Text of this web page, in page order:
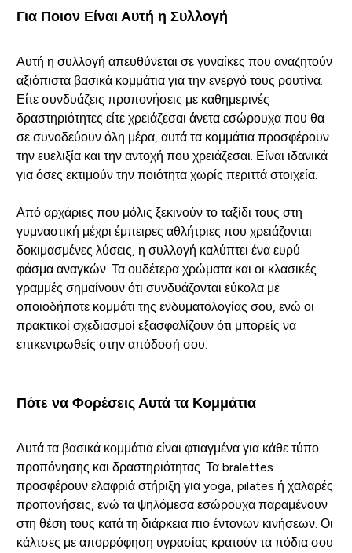
Για Ποιον Είναι Αυτή η Συλλογή
Αυτή η συλλογή απευθύνεται σε γυναίκες που αναζητούν
αξιόπιστα βασικά κομμάτια για την ενεργό τους ρουτίνα.
Είτε συνδυάζεις προπονήσεις με καθημερινές
δραστηριότητες είτε χρειάζεσαι άνετα εσώρουχα που θα
σε συνοδεύουν όλη μέρα, αυτά τα κομμάτια προσφέρουν
την ευελιξία και την αντοχή που χρειάζεσαι. Είναι ιδανικά
για όσες εκτιμούν την ποιότητα χωρίς περιττά στοιχεία.
Από αρχάριες που μόλις ξεκινούν το ταξίδι τους στη
γυμναστική μέχρι έμπειρες αθλήτριες που χρειάζονται
δοκιμασμένες λύσεις, η συλλογή καλύπτει ένα ευρύ
φάσμα αναγκών. Τα ουδέτερα χρώματα και οι κλασικές
γραμμές σημαίνουν ότι συνδυάζονται εύκολα με
οποιοδήποτε κομμάτι της ενδυματολογίας σου, ενώ οι
πρακτικοί σχεδιασμοί εξασφαλίζουν ότι μπορείς να
επικεντρωθείς στην απόδοσή σου.
Πότε να Φορέσεις Αυτά τα Κομμάτια
Αυτά τα βασικά κομμάτια είναι φτιαγμένα για κάθε τύπο
προπόνησης και δραστηριότητας. Τα bralettes
προσφέρουν ελαφριά στήριξη για yoga, pilates ή χαλαρές
προπονήσεις, ενώ τα ψηλόμεσα εσώρουχα παραμένουν
στη θέση τους κατά τη διάρκεια πιο έντονων κινήσεων. Οι
κάλτσες με απορρόφηση υγρασίας κρατούν τα πόδια σου